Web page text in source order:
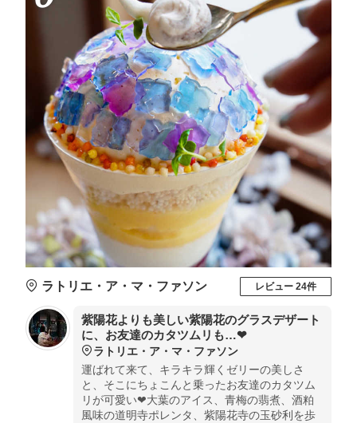
ラトリエ・ア・マ・ファソン レビュー 24件
紫陽花よりも美しい紫陽花のグラスデザート
に、お友達のカタツムリも…❤︎
ラトリエ・ア・マ・ファソン
運ばれて来て、キラキラ輝くゼリーの美しさ
と、そこにちょこんと乗ったお友達のカタツム
リが可愛い❤︎大葉のアイス、青梅の翡煮、酒粕
風味の道明寺ポレンタ、紫陽花寺の玉砂利を歩